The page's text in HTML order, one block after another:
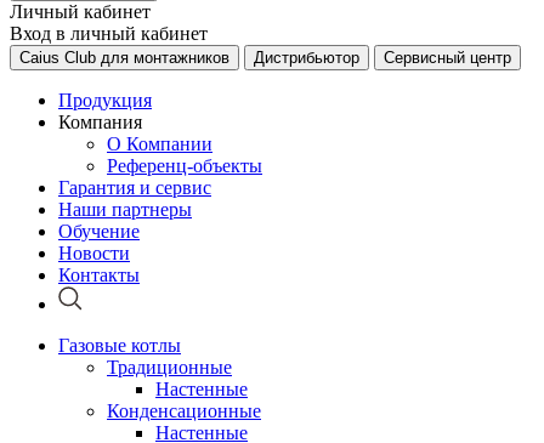
Личный кабинет
Вход в личный кабинет
Caius Club для монтажников Дистрибьютор Сервисный центр
Продукция
Компания
О Компании
Референц-объекты
Гарантия и сервис
Наши партнеры
Обучение
Новости
Контакты
Газовые котлы
Традиционные
Настенные
Конденсационные
Настенные